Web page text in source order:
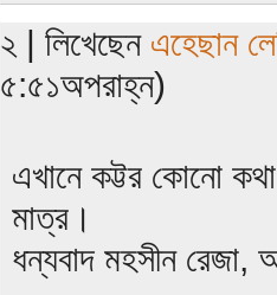
২ | লিখেছেন এহেছান
৫:৫১অপরাহ্ন)
এখানে কট্টর কোনো
মাত্র।
ধন্যবাদ মহসীন